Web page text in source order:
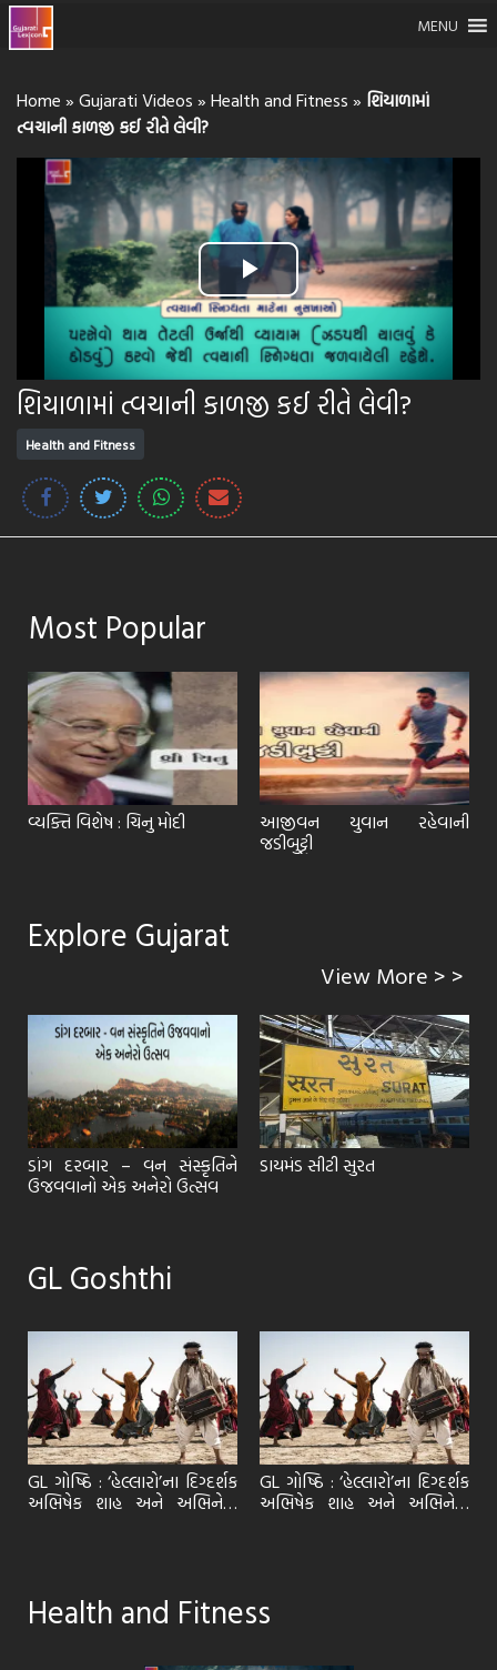
MENU
Home » Gujarati Videos » Health and Fitness » શિયાળામાં
ત્વચાની કાળજી કઈ રીતે લેવી?
Play
Video
શિયાળામાં ત્વચાની કાળજી કઈ રીતે લેવી?
Health and Fitness
Most Popular
વ્યક્તિ વિશેષ : ચિનુ મોદી આજીવન યુવાન રહેવાની
જડીબુટ્ટી
Explore Gujarat
View More > >
ડાંગ દરબાર – વન સંસ્કૃતિને
ઉજવવાનો એક અનેરો ઉત્સવ
ડાયમંડ સીટી સુરત
GL Goshthi
GL ગોષ્ઠિ : ‘હેલ્લારો’ના દિગ્દર્શક
અભિષેક શાહ અને અભિનેત્રી
GL ગોષ્ઠિ : ‘હેલ્લારો’ના દિગ્દર્શક
અભિષેક શાહ અને અભિનેત્રી
Health and Fitness